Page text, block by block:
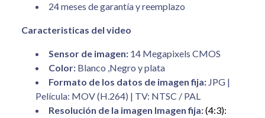
24 meses de garantíay reemplazo
Caracteristicas del video
Sensor de imagen: 14 Megapixels CMOS
Color: Blanco ,Negro y plata
Formato de los datos de imagen fija: JPG |
Película: MOV(H.264) | TV: NTSC / PAL
Resolución de la imagen Imagen fija:(4:3):